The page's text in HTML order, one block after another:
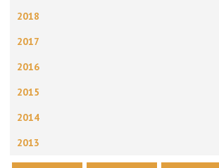
2018
2017
2016
2015
2014
2013